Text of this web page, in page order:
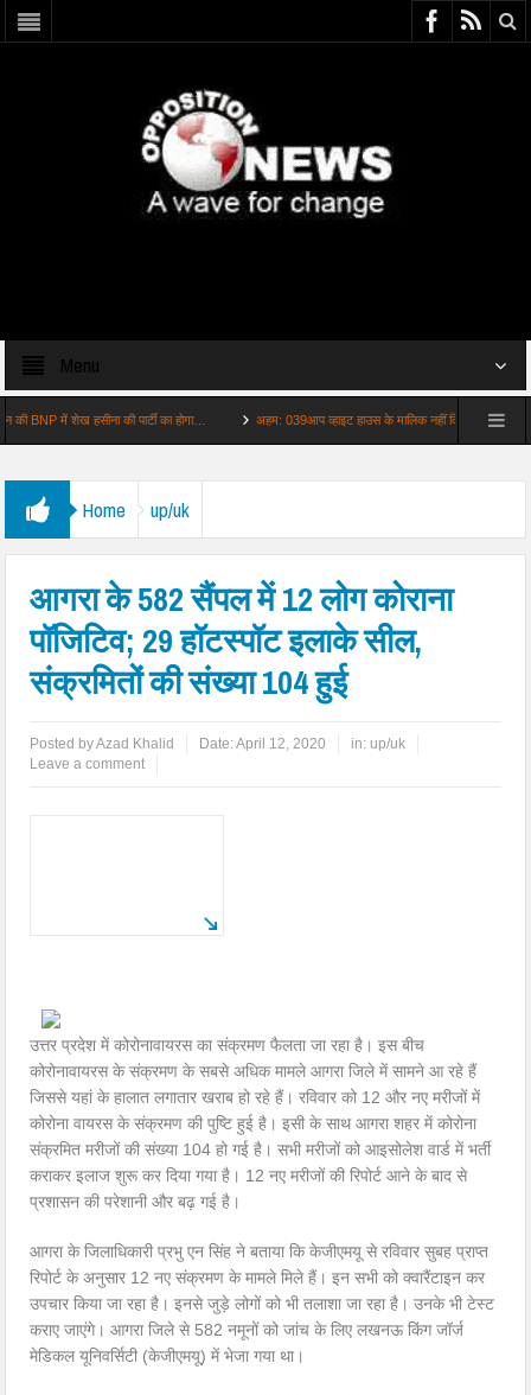
Menu
में शेख हसीना की पार्टी का होगा… अहम: 039आप व्हाइट हाउस के मालिक नहीं किराएदार039 ट्रंप को…
Home up/uk
आगरा के 582 सैंपल में 12 लोग कोराना
पॉजिटिव; 29 हॉटस्पॉट इलाके सील,
संक्रमितों की संख्या 104 हुई
Posted byAzad Khalid Date:April 12, 2020 in: up/uk
Leave a comment
उत्तर प्रदेश में कोरोनावायरस का संक्रमण फैलता जा रहा है। इस बीच
कोरोनावायरस के संक्रमण के सबसे अधिक मामले आगरा जिले में सामने आ रहे हैं
जिससे यहां के हालात लगातार खराब हो रहे हैं। रविवार को 12 और नए मरीजों में
कोरोना वायरस के संक्रमण की पुष्टि हुई है। इसी के साथ आगरा शहर में कोरोना
संक्रमित मरीजों की संख्या 104 हो गई है। सभी मरीजों को आइसोलेश वार्ड में भर्ती
कराकर इलाज शुरू कर दिया गया है। 12 नए मरीजों की रिपोर्ट आने के बाद से
प्रशासन की परेशानी और बढ़ गई है।
आगरा के जिलाधिकारी प्रभु एन सिंह ने बताया कि केजीएमयू से रविवार सुबह प्राप्त
रिपोर्ट के अनुसार 12 नए संक्रमण के मामले मिले हैं। इन सभी को क्वारैंटाइन कर
उपचार किया जा रहा है। इनसे जुड़े लोगों को भी तलाशा जा रहा है। उनके भी टेस्ट
कराए जाएंगे। आगरा जिले से 582 नमूनों को जांच के लिए लखनऊ किंग जॉर्ज
मेडिकल यूनिवर्सिटी (केजीएमयू) में भेजा गया था।